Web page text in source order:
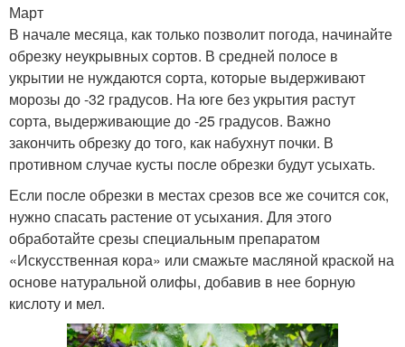
Март
В начале месяца, как только позволит погода, начинайте
обрезку неукрывных сортов. В средней полосе в
укрытии не нуждаются сорта, которые выдерживают
морозы до -32 градусов. На юге без укрытия растут
сорта, выдерживающие до -25 градусов. Важно
закончить обрезку до того, как набухнут почки. В
противном случае кусты после обрезки будут усыхать.
Если после обрезки в местах срезов все же сочится сок,
нужно спасать растение от усыхания. Для этого
обработайте срезы специальным препаратом
«Искусственная кора» или смажьте масляной краской на
основе натуральной олифы, добавив в нее борную
кислоту и мел.